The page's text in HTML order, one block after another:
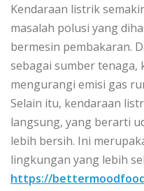
Kendaraan listrik
masalah polusi yang
bermesin pembakaran.
sebagai sumber tenaga,
mengurangi emisi gas
Selain itu, kendaraan
langsung, yang berarti
lebih bersih. Ini
lingkungan yang lebih
https://